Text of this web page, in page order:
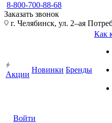
8-800-700-88-68
Заказать звонок
г. Челябинск, ул. 2–ая
Акции
Новинки Бренды
Как
Войти